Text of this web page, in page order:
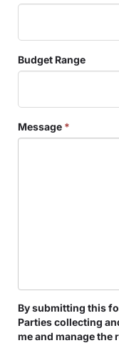
Budget Range
Message *
By submitting this
Parties collecting
me and manage